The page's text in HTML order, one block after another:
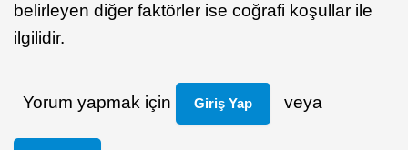
belirleyen diğer faktörler ise coğrafi koşullar ile
ilgilidir.
Yorum yapmak için Giriş Yap veya